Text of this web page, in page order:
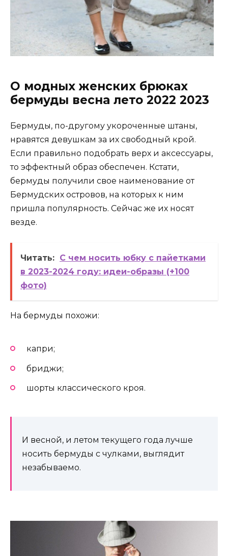
О модных женских брюках
бермуды весна лето 2022 2023
Бермуды, по-другому укороченные штаны,
нравятся девушкам за их свободный крой.
Если правильно подобрать верх и аксессуары,
то эффектный образ обеспечен. Кстати,
бермуды получили свое наименование от
Бермудских островов, на которых к ним
пришла популярность. Сейчас же их носят
везде.
Читать: С чем носить юбку с пайетками
в 2023-2024 году: идеи-образы (+100
фото)
На бермуды похожи:
капри;
бриджи;
шорты классического кроя.
И весной, и летом текущего года лучше
носить бермуды с чулками, выглядит
незабываемо.